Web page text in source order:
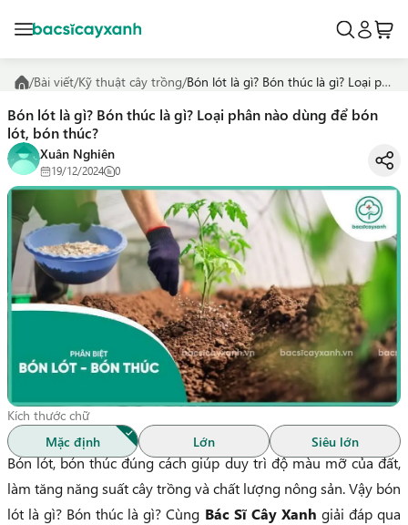
/Bài viết/Kỹ thuật cây trồng/ Bón lót là gì? Bón thúc là gì? Loại phân nào dùng để bón lót, bón thúc?
Bón lót là gì? Bón thúc là gì? Loại phân nào dùng để bón
lót, bón thúc?
Xuân Nghiên
19/12/2024 0
Kích thước chữ
Mặc định
Lớn Siêu lớn
Bón lót, bón thúc đúng cách giúp duy trì độ màu mỡ của đất,
làm tăng năng suất cây trồng và chất lượng nông sản. Vậy bón
lót là gì? Bón thúc là gì? Cùng Bác Sĩ Cây Xanh giải đáp qua